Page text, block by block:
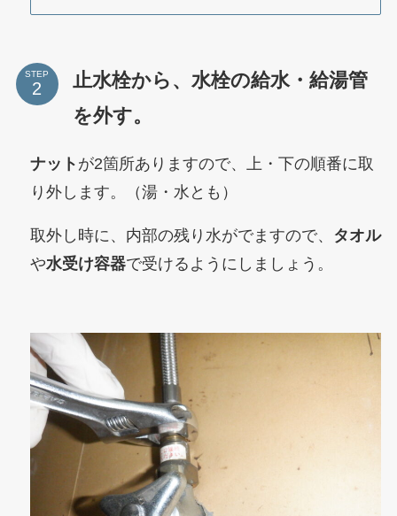
STEP
止水栓から、水栓の給水・給湯管
を外す。
ナット が2箇所ありますので、
上・下の順番に取
り外します。（湯・水とも）
取外し時に、内部の残り水がでますので、
タオル
や水受け容器で受けるようにしましょう。